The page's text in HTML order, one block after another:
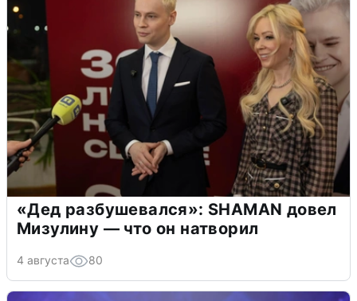
«Дед разбушевался»: SHAMAN довел
Мизулину — что он натворил
4 августа 80